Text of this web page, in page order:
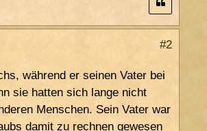
#2
während er seinen Vater bei
sie hatten sich lange nicht
Menschen. Sein Vater war
damit zu rechnen gewesen